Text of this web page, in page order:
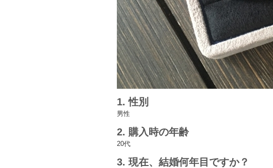
1. 性別
男性
2. 購入時の年齢
20代
3. 現在、結婚何年目ですか？